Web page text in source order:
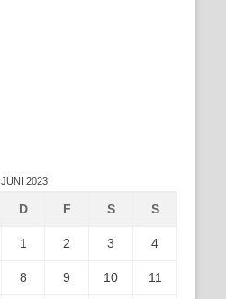
JUNI 2023
D F S S
1 2 3 4
8 9 10 11